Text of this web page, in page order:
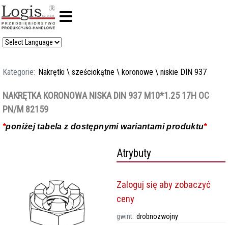
Kategorie: Nakrętki \ sześciokątne \ koronowe \ niskie DIN 937
NAKRĘTKA KORONOWA NISKA DIN 937 M10*1.25 17H OC
PN/M 82159
*poniżej tabela z dostępnymi wariantami produktu*
Atrybuty
Zaloguj się aby zobaczyć
ceny
gwint: drobnozwojny